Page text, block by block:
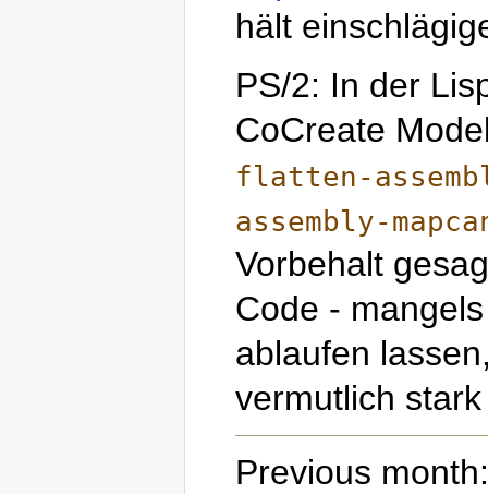
hält
PS/2: In der
CoCreate
flatten-
assembly-
Vorbehalt
Code -
ablaufen
vermutlich
Previous